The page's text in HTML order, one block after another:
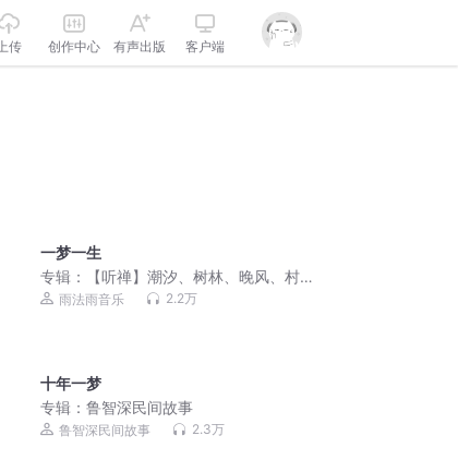
上传 创作中心 有声出版 客户端
一梦一生
专辑：
【听禅】潮汐、树林、晚风、村
庄｜东方禅乐与自然声冥想
雨法雨音乐 2.2万
十年一梦
专辑：鲁智深民间故事
鲁智深民间故事 2.3万